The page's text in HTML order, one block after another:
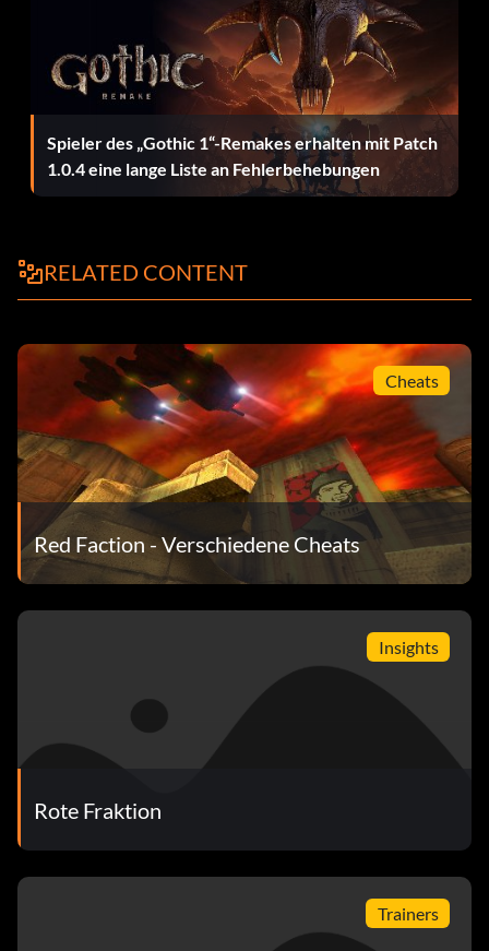
Spieler des „Gothic 1“-Remakes erhalten mit Patch
1.0.4 eine lange Liste an Fehlerbehebungen
RELATED CONTENT
Cheats
Red Faction - Verschiedene Cheats
Insights
Rote Fraktion
Trainers